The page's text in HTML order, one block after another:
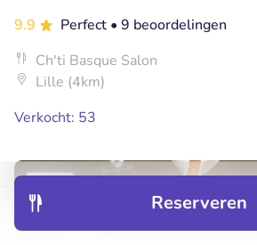
Reserveren
9.9
Perfect • 9 beoordelingen
Ch'ti Basque Salon
Lille (4km)
Verkocht: 53